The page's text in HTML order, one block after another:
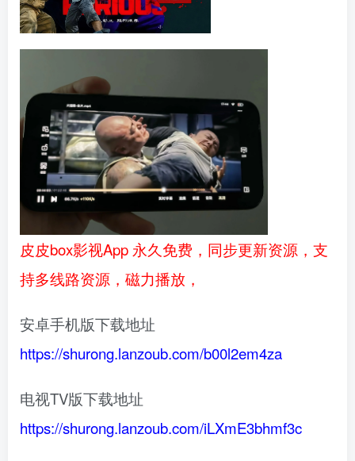
皮皮box影视App 永久免费，同步更新资源，支
持多线路资源，磁力播放，
安卓手机版下载地址
https://shurong.lanzoub.com/b00l2em4za
电视TV版下载地址
https://shurong.lanzoub.com/iLXmE3bhmf3c